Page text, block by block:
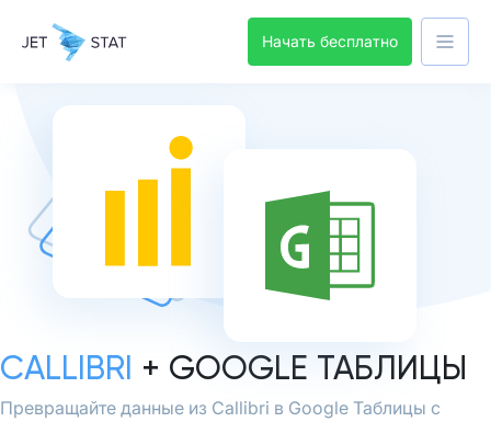
Начать бесплатно
CALLIBRI + GOOGLE ТАБЛИЦЫ
Превращайте данные из Callibri в Google Таблицы с